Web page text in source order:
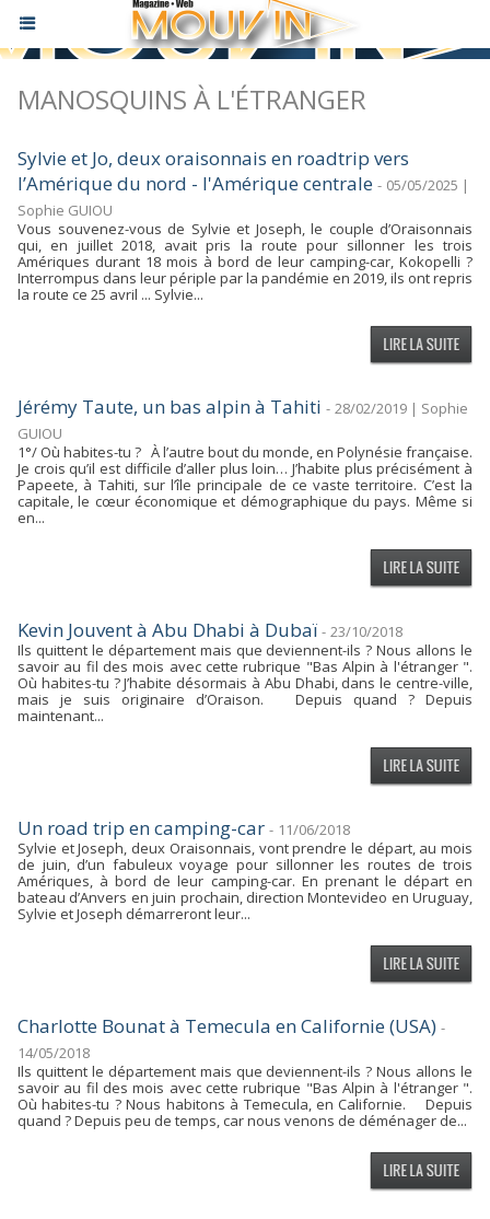
MANOSQUINS À L'ÉTRANGER
Sylvie et Jo, deux oraisonnais en roadtrip vers
l’Amérique du nord - l'Amérique centrale - 05/05/2025 |
Sophie GUIOU
Vous souvenez-vous de Sylvie et Joseph, le couple d’Oraisonnais
qui, en juillet 2018, avait pris la route pour sillonner les trois
Amériques durant 18 mois à bord de leur camping-car, Kokopelli ?
Interrompus dans leur périple par la pandémie en 2019, ils ont repris
la route ce 25 avril ... Sylvie...
Jérémy Taute, un bas alpin à Tahiti - 28/02/2019 | Sophie
GUIOU
1°/ Où habites-tu ? À l’autre bout du monde, en Polynésie française.
Je crois qu’il est difficile d’aller plus loin… J’habite plus précisément à
Papeete, à Tahiti, sur l’île principale de ce vaste territoire. C’est la
capitale, le cœur économique et démographique du pays. Même si
en...
Kevin Jouvent à Abu Dhabi à Dubaï - 23/10/2018
Ils quittent le département mais que deviennent-ils ? Nous allons le
savoir au fil des mois avec cette rubrique "Bas Alpin à l'étranger ".
Où habites-tu ? J’habite désormais à Abu Dhabi, dans le centre-ville,
mais je suis originaire d’Oraison. Depuis quand ? Depuis
maintenant...
Un road trip en camping-car - 11/06/2018
Sylvie et Joseph, deux Oraisonnais, vont prendre le départ, au mois
de juin, d’un fabuleux voyage pour sillonner les routes de trois
Amériques, à bord de leur camping-car. En prenant le départ en
bateau d’Anvers en juin prochain, direction Montevideo en Uruguay,
Sylvie et Joseph démarreront leur...
Charlotte Bounat à Temecula en Californie (USA) -
14/05/2018
Ils quittent le département mais que deviennent-ils ? Nous allons le
savoir au fil des mois avec cette rubrique "Bas Alpin à l'étranger ".
Où habites-tu ? Nous habitons à Temecula, en Californie. Depuis
quand ? Depuis peu de temps, car nous venons de déménager de...